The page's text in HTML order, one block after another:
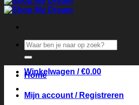
Zoeken
naar:
Winkelwagen /€0.00
Home
Mijn account / Registreren